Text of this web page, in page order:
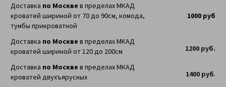
Доставка по Москве в пределах МКАД
кроватей шириной от 70 до 90см, комода,
тумбы прикроватной
1000 руб
Доставка по Москве в пределах МКАД
кроватей шириной от 120 до 200см
1200 руб.
Доставка по Москве в пределах МКАД
кроватей двухъярусных
1400 руб.